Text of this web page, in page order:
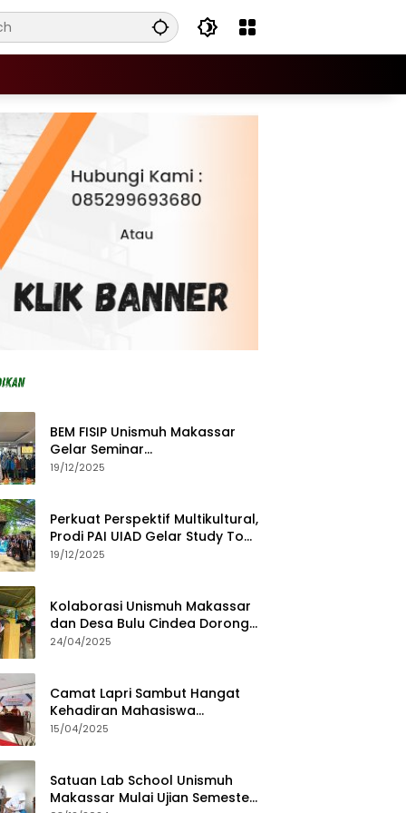
BEM FISIP Unismuh Makassar
Gelar Seminar
Keperempuanan, Bahas
19/12/2025
Perkuat Perspektif Multikultural,
Prodi PAI UIAD Gelar Study Tour
ke Kajang
19/12/2025
Kolaborasi Unismuh Makassar
dan Desa Bulu Cindea Dorong
Sentra Garam Industri
24/04/2025
Camat Lapri Sambut Hangat
Kehadiran Mahasiswa
PoltekMu
15/04/2025
Satuan Lab School Unismuh
Makassar Mulai Ujian Semester,